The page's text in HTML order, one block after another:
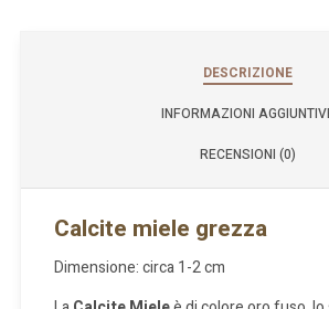
DESCRIZIONE
INFORMAZIONI
RECENSIONI (0)
Calcite miele grezza
Dimensione: circa 1-2 cm